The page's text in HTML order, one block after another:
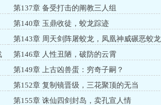
第137章 备受打击的阐教三人组
第140章 玉鼎收徒，蛟龙踪迹
第143章 周天剑阵屠蛟龙，凤凰神威碾恶蛟龙
第146章 人性丑陋，破防的云霄
第149章 上古凶兽蛋：穷奇子嗣？
第152章 复制镜晋级，三花聚顶的无当
第155章 诛仙四剑封岛，卖孔宣人情